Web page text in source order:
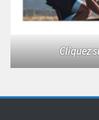
Cliquez